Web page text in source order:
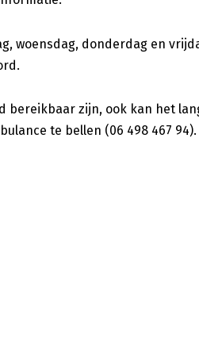
woensdag, donderdag en
bereikbaar zijn, ook kan het
te bellen (06 498 467 94).